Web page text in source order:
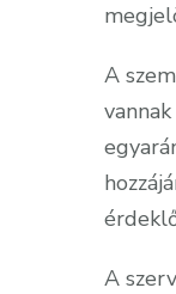
A
A